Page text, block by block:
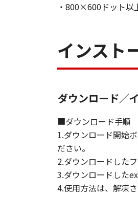
・800×600ドット以
インスト
ダウンロード／
■ダウンロード手順
1.ダウンロード開始
ださい。
2.ダウンロードした
3.ダウンロードした
4.使用方法は、解凍